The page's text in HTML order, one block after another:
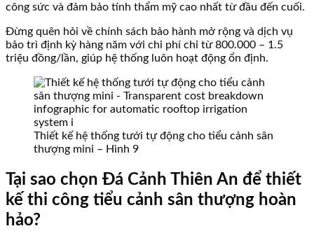
công sức và đảm bảo tính thẩm mỹ cao nhất từ đầu đến cuối.
Đừng quên hỏi về chính sách bảo hành mở rộng và dịch vụ
bảo trì định kỳ hàng năm với chi phí chỉ từ 800.000 – 1.5
triệu đồng/lần, giúp hệ thống luôn hoạt động ổn định.
Thiết kế hệ thống tưới tự động cho tiểu cảnh sân
thượng mini – Hình 9
Tại sao chọn Đá Cảnh Thiên An để thiết
kế thi công tiểu cảnh sân thượng hoàn
hảo?